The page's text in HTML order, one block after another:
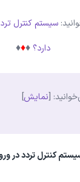
سیستم کنترل
دارد؟ ♦
♦
♦
[نمایش]
کنترل تردد در